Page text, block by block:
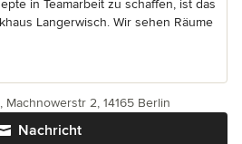
in Teamarbeit zu schaffen, ist das
Langerwisch. Wir sehen Räume
Nachricht
Machnowerstr 2, 14165 Berlin